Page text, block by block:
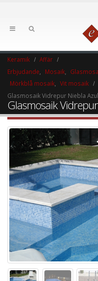
Keramik
Affär
Erbjudande
Mosaik
Mörkblå mosaik
Vit mosaik
Glasmosaik Vidrepur Niebla
Glasmosaik